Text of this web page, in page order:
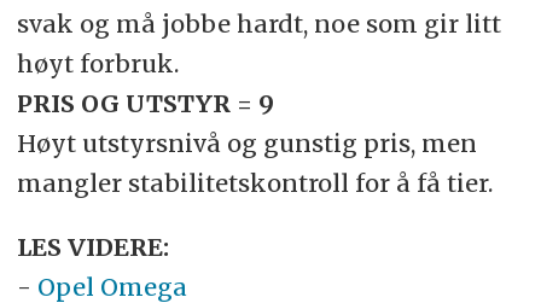
svak og må jobbe hardt, noe som gir litt
høyt forbruk.
PRIS OG UTSTYR = 9
Høyt utstyrsnivå og gunstig pris, men
mangler stabilitetskontroll for å få tier.
LES VIDERE:
- Opel Omega